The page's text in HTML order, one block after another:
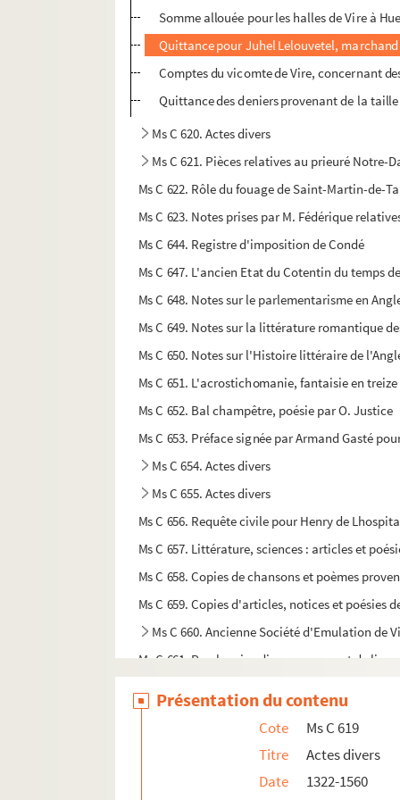
Somme allouée pour les halles de Vire à
Quittance pour Juhel Lelouvetel,
Comptes du vicomte de Vire, concernant
Quittance des deniers provenant de la
Ms C 620. Actes divers
Ms C 621. Pièces relatives au prieuré Notre-
Ms C 622. Rôle du fouage de Saint-Martin-de-
Ms C 623. Notes prises par M. Fédérique
Ms C 644. Registre d'imposition de Condé
Ms C 647. L'ancien Etat du Cotentin du temps
Ms C 648. Notes sur le parlementarisme en
Ms C 649. Notes sur la littérature romantique
Ms C 650. Notes sur l'Histoire littéraire de
Ms C 651. L'acrostichomanie, fantaisie en
Ms C 652. Bal champêtre, poésie par O. Justice
Ms C 653. Préface signée par Armand Gasté
Ms C 654. Actes divers
Ms C 655. Actes divers
Ms C 656. Requête civile pour Henry de
Ms C 657. Littérature, sciences : articles et
Ms C 658. Copies de chansons et poèmes
Ms C 659. Copies d'articles, notices et poésies
Ms C 660. Ancienne Société d'Emulation de
Ms C 661. Parchemins divers provenant de
Ms C 664. Conseil municipal, conseil
Présentation du contenu
Cote
Ms C 619
Titre
Actes divers
Date
1322-1560